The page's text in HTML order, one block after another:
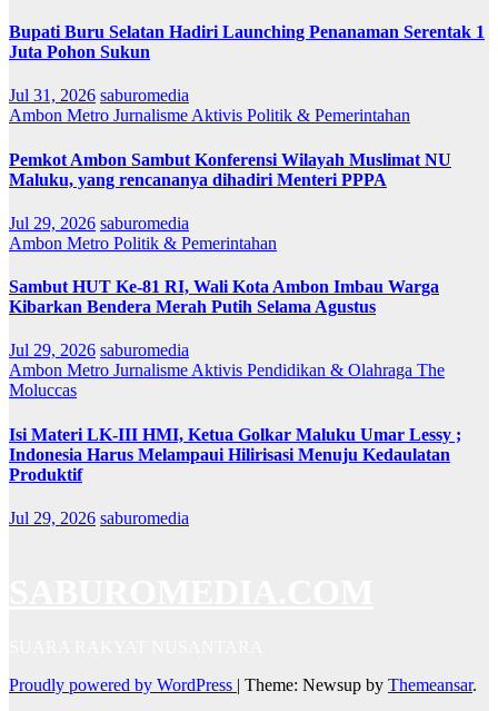
Bupati Buru Selatan Hadiri Launching Penanaman Serentak 1
Juta Pohon Sukun
Jul 31, 2026 saburomedia
Ambon Metro Jurnalisme Aktivis Politik & Pemerintahan
Pemkot Ambon Sambut Konferensi Wilayah Muslimat NU
Maluku, yang rencananya dihadiri Menteri PPPA
Jul 29, 2026 saburomedia
Ambon Metro Politik & Pemerintahan
Sambut HUT Ke-81 RI, Wali Kota Ambon Imbau Warga
Kibarkan Bendera Merah Putih Selama Agustus
Jul 29, 2026 saburomedia
Ambon Metro Jurnalisme Aktivis Pendidikan & Olahraga The
Moluccas
Isi Materi LK-III HMI, Ketua Golkar Maluku Umar Lessy ;
Indonesia Harus Melampaui Hilirisasi Menuju Kedaulatan
Produktif
Jul 29, 2026 saburomedia
Proudly powered by WordPress | Theme: Newsup by Themeansar.